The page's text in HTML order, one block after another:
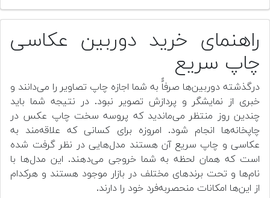
راهنمای خرید دوربین عکاسی
چاپ سریع
درگذشته دوربین‌ها صرفاًً به شما اجازه چاپ تصاویر را می‌دانند و
خبری از نمایشگر و پردازش تصویر نبود. در نتیجه شما باید
چندین روز منتظر می‌ماندید که پروسه سخت چاپ عکس در
چاپخانه‌ها انجام شود. امروزه برای کسانی که علاقه‌مند به
عکاسی و چاپ سریع آن هستند مدل‌هایی در نظر گرفت شده
است که همان لحظه به شما خروجی می‌دهند. این مدل‌ها با
نام‌ها و تحت برندهای مختلف در بازار موجود هستند و هرکدام
از این‌ها امکانات منحصربه‌فرد خود را دارند.